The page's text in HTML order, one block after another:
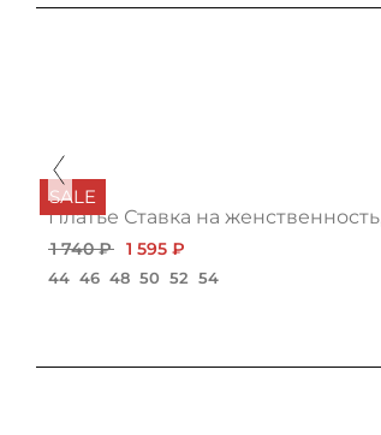
SALE
Платье Ставка на
1 740 ₽ 1 595 ₽
44 46 48 50 52 54